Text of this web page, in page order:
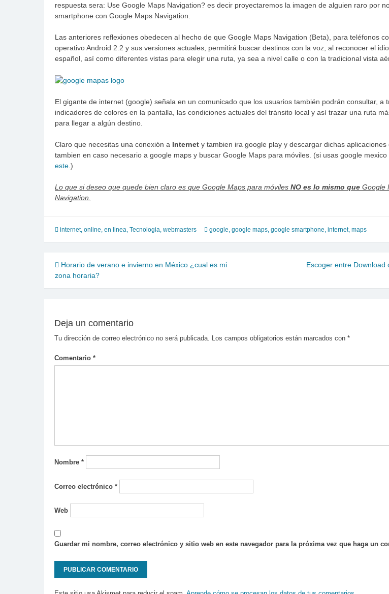
respuesta sera: Use Google Maps Navigation? es decir proyectaremos la imagen de alguien raro por
smartphone con Google Maps Navigation.
Las anteriores reflexiones obedecen al hecho de que Google Maps Navigation (Beta), para teléfonos
operativo Android 2.2 y sus versiones actuales, permitirá buscar destinos con la voz, al reconocer el
español, así como diferentes vistas para elegir una ruta, ya sea a nivel calle o con la tradicional vista
El gigante de internet (google) señala en un comunicado que los usuarios también podrán consultar, a
indicadores de colores en la pantalla, las condiciones actuales del tránsito local y así trazar una ruta
para llegar a algún destino.
Claro que necesitas una conexión a Internet y tambien ira google play y descargar dichas aplicaciones
tambien en caso necesario a google maps y buscar Google Maps para móviles. (si usas google mexico
este .)
Lo que si deseo que quede bien claro es que Google Maps para móviles NO es lo mismo que Google
Navigation.
internet, online, en linea Tecnologia webmasters google google maps google smartphone internet, maps
Navegación
de
Horario de verano e invierno en México ¿cual es mi
zona horaria?
Escoger entre Download
Deja un comentario
Tu dirección de correo electrónico no será publicada. Los campos obligatorios están marcados con *
Comentario *
Nombre *
Correo electrónico *
Web
Guardar mi nombre, correo electrónico y sitio web en este navegador para la próxima vez que haga un